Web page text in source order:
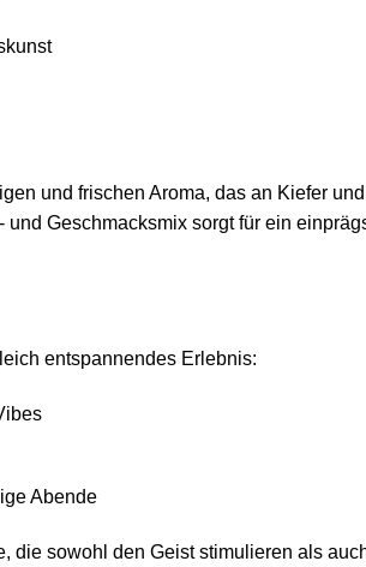
und frischen Aroma, das an Kiefer
Geschmacksmix sorgt für ein
entspannendes Erlebnis:
Abende
die sowohl den Geist stimulieren als